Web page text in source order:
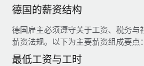
简化候选人筛选流程
合规守望台
获得支持
查看全部资源
德国的薪资结构
德国雇主必须遵守关于工资、税务与
薪资法规。以下为主要薪资组成要点：
最低工资与工时